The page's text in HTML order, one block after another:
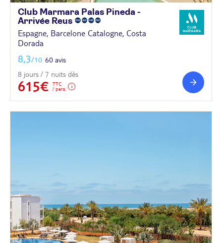
Club Marmara Palas Pineda -
Arrivée Reus
Espagne, Barcelone Catalogne, Costa
Dorada
8,3/10 60 avis
8 jours / 7 nuits dès
615€
TTC
/ pers.